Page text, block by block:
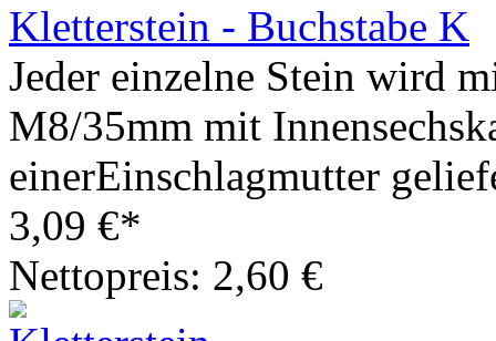
Kletterstein - Buchstabe K
Jeder einzelne Stein wird
M8/35mm mit
einerEinschlagmutter
3,09 €*
Nettopreis: 2,60 €